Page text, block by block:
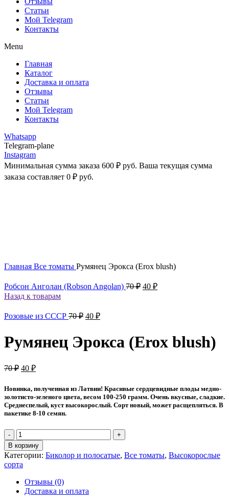
Статьи
Мой Telegram
Контакты
Menu
Главная
Каталог
Доставка и оплата
Отзывы
Статьи
Мой Telegram
Контакты
Whatsapp
Telegram-plane
Instagram
Минимальная сумма заказа 600 ₽ руб. Ваша текущая сумма
заказа составляет 0 ₽ руб.
Главная Все томаты Румянец Эрокса (Erox blush)
Робсон Анголан (Robson Angolan) 70₽ Первоначальная
40 ₽Текущая
Назад к товарам
Розовые из СССР 70₽ Первоначальная
70 ₽.
40 ₽Текущая
Румянец Эрокса (Erox blush)
70₽ Первоначальная
70 ₽.
40 ₽Текущая
40 ₽.
Новинка, полученная из Латвии! Красивые сердцевидные плоды медно-
золотисто-зеленого цвета, весом 100-250 грамм. Очень вкусные, сладкие.
Среднеспелый, куст высокорослый. Сорт новый, может расщепляться. В
пакетике 8-10 семян.
Количество
товара
Румянец
Эрокса
(Erox
blush)
В корзину
Категории: Биколор и полосатые, Все томаты, Высокорослые
сорта
Отзывы (0)
Доставка и оплата